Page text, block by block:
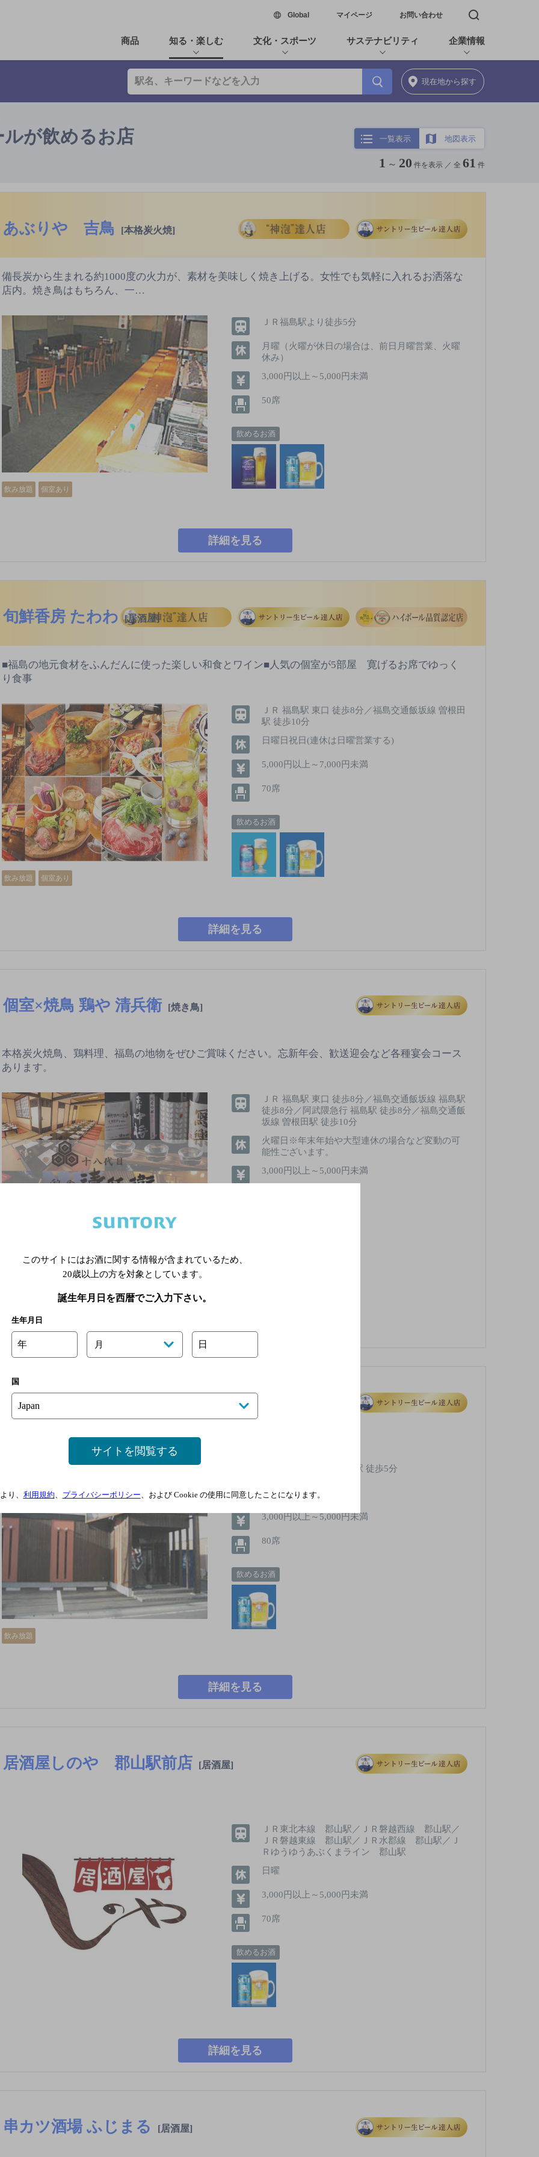
Global新しいウィンドウで開く
マイページ お問い合わせ 検索窓を開く
商品 知る・楽しむ 文化・スポーツ サステナビリティ 企業情報
現在地から探す
が飲めるお店 一覧表示 地図表示
1 ～ 20 件を表示 ／ 全 61 件
あぶりや 吉鳥 [本格炭火焼]
備長炭から生まれる約1000度の火力が、素材を美味しく焼き上げる。女性でも気軽に入れるお洒落な
店内。焼き鳥はもちろん、一…
飲み放題 個室あり
ＪＲ福島駅より徒歩5分
月曜（火曜が休日の場合は、前日月曜営業、火曜
休み）
3,000円以上～5,000円未満
50席
飲めるお酒
詳細を見る
旬鮮香房 たわわ [居酒屋]
■福島の地元食材をふんだんに使った楽しい和食とワイン■人気の個室が5部屋 寛げるお席でゆっく
り食事
飲み放題 個室あり
ＪＲ 福島駅 東口 徒歩8分／福島交通飯坂線 曽根田
駅 徒歩10分
日曜日祝日(連休は日曜営業する)
5,000円以上～7,000円未満
70席
飲めるお酒
詳細を見る
個室×焼鳥 鶏や 清兵衛 [焼き鳥]
本格炭火焼鳥、鶏料理、福島の地物をぜひご賞味ください。忘新年会、歓送迎会など各種宴会コース
あります。
個室あり
ＪＲ 福島駅 東口 徒歩8分／福島交通飯坂線 福島駅
徒歩8分／阿武隈急行 福島駅 徒歩8分／福島交通飯
坂線 曽根田駅 徒歩10分
火曜日※年末年始や大型連休の場合など変動の可
能性ございます。
3,000円以上～5,000円未満
居食厨房 ちゃりちゃり
飲み放題
阿武隈急行 福島学院前駅 徒歩5分
※年末年始のみ
3,000円以上～5,000円未満
80席
飲めるお酒
詳細を見る
居酒屋しのや 郡山駅前店 [居酒屋]
ＪＲ東北本線 郡山駅／ＪＲ磐越西線 郡山駅／
ＪＲ磐越東線 郡山駅／ＪＲ水郡線 郡山駅／Ｊ
Ｒゆうゆうあぶくまライン 郡山駅
日曜
3,000円以上～5,000円未満
70席
飲めるお酒
詳細を見る
串カツ酒場 ふじまる [居酒屋]
このサイトにはお酒に関する情報が含まれているため、
20歳以上の方を対象としています。
誕生年月日を西暦でご入力下さい。
生年月日
年 月 日
国
サイトを閲覧する
り、 利用規約、 プライバシーポリシー、および Cookie の使用に同意したことになります。